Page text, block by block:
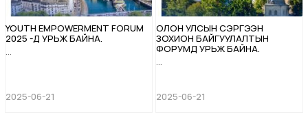
YOUTH EMPOWERMENT FORUM
2025 -Д УРЬЖ БАЙНА.
...
2025-06-21
ОЛОН УЛСЫН СЭРГЭЭН
ЗОХИОН БАЙГУУЛАЛТЫН
ФОРУМД УРЬЖ БАЙНА.
...
2025-06-21